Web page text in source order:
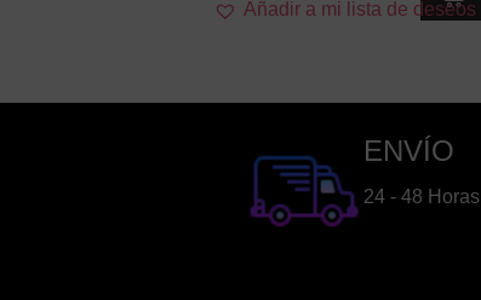
Añadir a mi lista de deseos
ENVÍO
24 - 48 Horas